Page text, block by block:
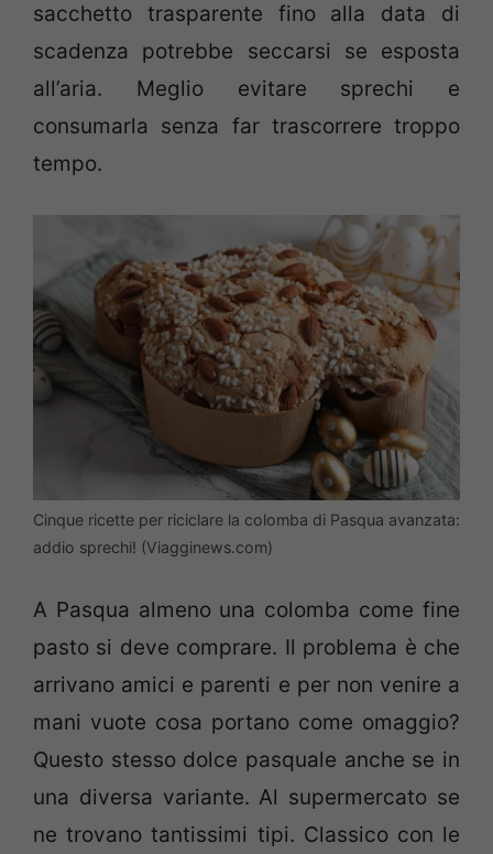
sacchetto trasparente fino alla data di
scadenza potrebbe seccarsi se esposta
all’aria. Meglio evitare sprechi e
consumarla senza far trascorrere troppo
tempo.
Cinque ricette per riciclare la colomba di Pasqua avanzata:
addio sprechi! (Viagginews.com)
A Pasqua almeno una colomba come fine
pasto si deve comprare. Il problema è che
arrivano amici e parenti e per non venire a
mani vuote cosa portano come omaggio?
Questo stesso dolce pasquale anche se in
una diversa variante. Al supermercato se
ne trovano tantissimi tipi. Classico con le